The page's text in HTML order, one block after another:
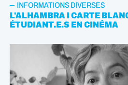
INFORMATIONS DIVERSES
L'ALHAMBRA I CARTE
ÉTUDIANT.E.S EN CINÉMA